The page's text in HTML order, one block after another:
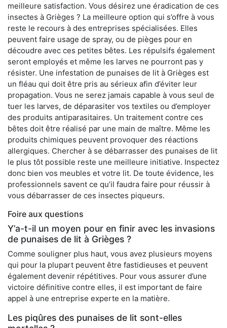
meilleure satisfaction. Vous désirez une éradication de ces
insectes à Grièges ? La meilleure option qui s’offre à vous
reste le recours à des entreprises spécialisées. Elles
peuvent faire usage de spray, ou de pièges pour en
découdre avec ces petites bêtes. Les répulsifs également
seront employés et même les larves ne pourront pas y
résister. Une infestation de punaises de lit à Grièges est
un fléau qui doit être pris au sérieux afin d’éviter leur
propagation. Vous ne serez jamais capable à vous seul de
tuer les larves, de déparasiter vos textiles ou d’employer
des produits antiparasitaires. Un traitement contre ces
bêtes doit être réalisé par une main de maître. Même les
produits chimiques peuvent provoquer des réactions
allergiques. Chercher à se débarrasser des punaises de lit
le plus tôt possible reste une meilleure initiative. Inspectez
donc bien vos meubles et votre lit. De toute évidence, les
professionnels savent ce qu’il faudra faire pour réussir à
vous débarrasser de ces insectes piqueurs.
Foire aux questions
Y’a-t-il un moyen pour en finir avec les invasions
de punaises de lit à Grièges ?
Comme souligner plus haut, vous avez plusieurs moyens
qui pour la plupart peuvent être fastidieuses et peuvent
également devenir répétitives. Pour vous assurer d’une
victoire définitive contre elles, il est important de faire
appel à une entreprise experte en la matière.
Les piqûres des punaises de lit sont-elles